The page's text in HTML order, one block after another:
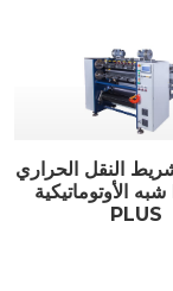
النقل الحراري
شبه الأوتوماتيكية RSDS2
PLUS